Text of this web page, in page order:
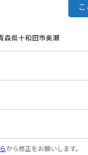
森県十和田市奥瀬
から修正をお願いします。